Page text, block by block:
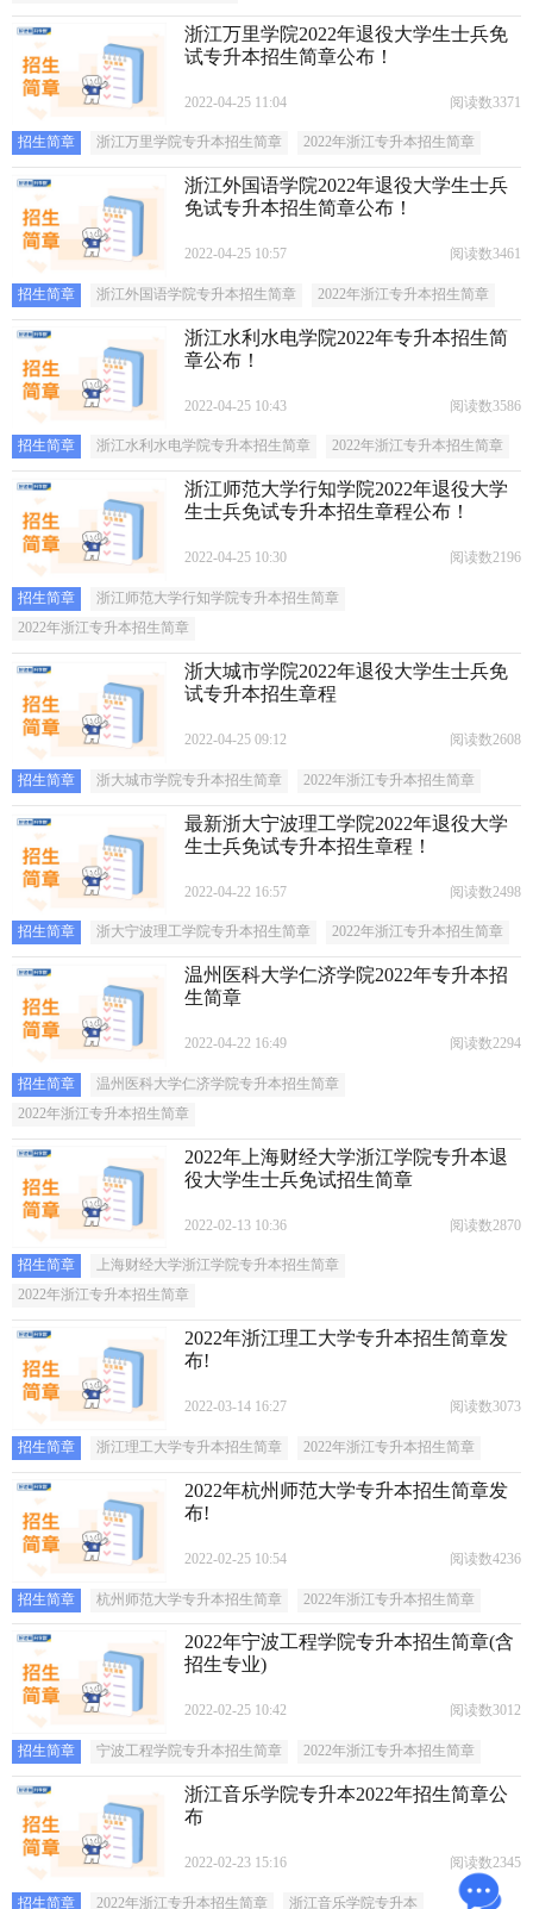
浙江万里学院2022年退役大学生士兵免
试专升本招生简章公布！
2022-04-25 11:04 阅读数3371
招生简章 浙江万里学院专升本招生简章 2022年浙江专升本招生简章
浙江外国语学院2022年退役大学生士兵
免试专升本招生简章公布！
2022-04-25 10:57 阅读数3461
招生简章 浙江外国语学院专升本招生简章 2022年浙江专升本招生简章
浙江水利水电学院2022年专升本招生简
章公布！
2022-04-25 10:43 阅读数3586
招生简章 浙江水利水电学院专升本招生简章 2022年浙江专升本招生简章
浙江师范大学行知学院2022年退役大学
生士兵免试专升本招生章程公布！
2022-04-25 10:30 阅读数2196
招生简章
浙江师范大学行知学院专升本招生简章
2022年浙江专升本招生简章
浙大城市学院2022年退役大学生士兵免
试专升本招生章程
2022-04-25 09:12 阅读数2608
招生简章 浙大城市学院专升本招生简章 2022年浙江专升本招生简章
最新浙大宁波理工学院2022年退役大学
生士兵免试专升本招生章程！
2022-04-22 16:57 阅读数2498
招生简章 浙大宁波理工学院专升本招生简章 2022年浙江专升本招生简章
温州医科大学仁济学院2022年专升本招
生简章
2022-04-22 16:49 阅读数2294
招生简章
温州医科大学仁济学院专升本招生简章
2022年浙江专升本招生简章
2022年上海财经大学浙江学院专升本退
役大学生士兵免试招生简章
2022-02-13 10:36 阅读数2870
招生简章
上海财经大学浙江学院专升本招生简章
2022年浙江专升本招生简章
2022年浙江理工大学专升本招生简章发
布!
2022-03-14 16:27 阅读数3073
招生简章 浙江理工大学专升本招生简章 2022年浙江专升本招生简章
2022年杭州师范大学专升本招生简章发
布!
2022-02-25 10:54 阅读数4236
招生简章 杭州师范大学专升本招生简章 2022年浙江专升本招生简章
2022年宁波工程学院专升本招生简章(含
招生专业)
2022-02-25 10:42 阅读数3012
招生简章 宁波工程学院专升本招生简章 2022年浙江专升本招生简章
浙江音乐学院专升本2022年招生简章公
布
2022-02-23 15:16 阅读数2345
招生简章 2022年浙江专升本招生简章 浙江音乐学院专升本